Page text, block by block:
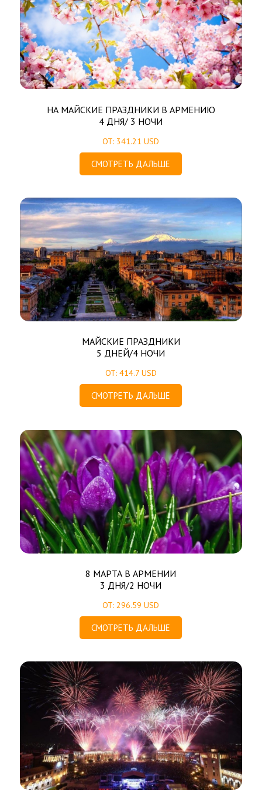
НА МАЙСКИЕ ПРАЗДНИКИ В АРМЕНИЮ
4 ДНЯ/ 3 НОЧИ
ОТ: 341.21 USD
СМОТРЕТЬ ДАЛЬШЕ
МАЙСКИЕ ПРАЗДНИКИ
5 ДНЕЙ/4 НОЧИ
ОТ: 414.7 USD
СМОТРЕТЬ ДАЛЬШЕ
8 МАРТА В АРМЕНИИ
3 ДНЯ/2 НОЧИ
ОТ: 296.59 USD
СМОТРЕТЬ ДАЛЬШЕ